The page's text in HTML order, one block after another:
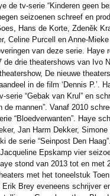
de tv-serie “Kinderen geen
seizoenen schreef en
Hans de Korte, Zdeněk
Celine Purcell en Anne-
van deze serie. Haye
de drie theatershows van Ivo
De nieuwe
in de film ‘Dennis P.’.
serie “Gebak van Krul” en
de mannen”. Vanaf 2010
“Bloedverwanten”. Haye
Jan Harm Dekker,
de serie “Seinpost Den
Epskamp vier
stond van 2013 tot en met
met het toneelstuk
Brey eveneens schrijver